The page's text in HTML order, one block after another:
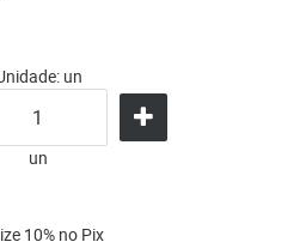
un
un
10% no Pix